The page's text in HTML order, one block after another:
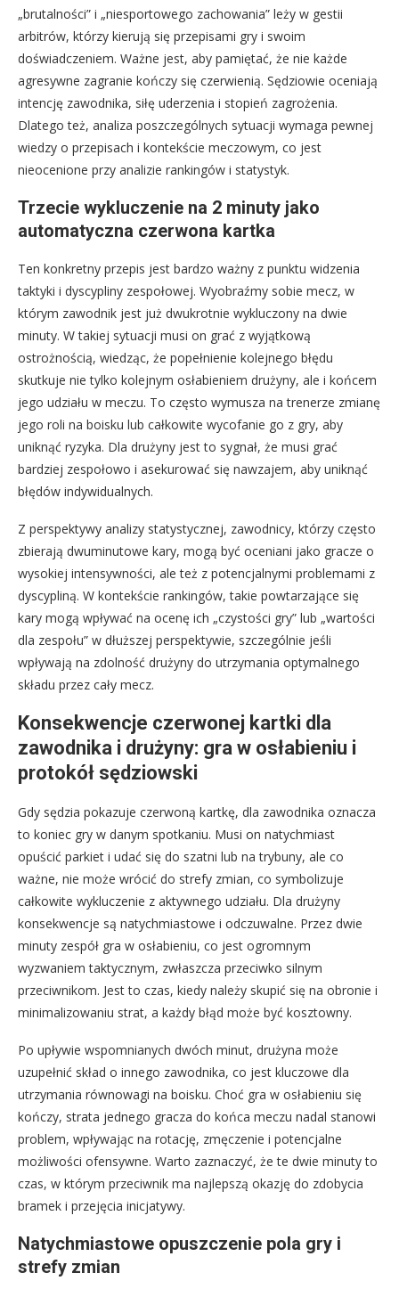
„brutalności” i „niesportowego zachowania” leży w gestii
arbitrów, którzy kierują się przepisami gry i swoim
doświadczeniem. Ważne jest, aby pamiętać, że nie każde
agresywne zagranie kończy się czerwienią. Sędziowie oceniają
intencję zawodnika, siłę uderzenia i stopień zagrożenia.
Dlatego też, analiza poszczególnych sytuacji wymaga pewnej
wiedzy o przepisach i kontekście meczowym, co jest
nieocenione przy analizie rankingów i statystyk.
Trzecie wykluczenie na 2 minuty jako
automatyczna czerwona kartka
Ten konkretny przepis jest bardzo ważny z punktu widzenia
taktyki i dyscypliny zespołowej. Wyobraźmy sobie mecz, w
którym zawodnik jest już dwukrotnie wykluczony na dwie
minuty. W takiej sytuacji musi on grać z wyjątkową
ostrożnością, wiedząc, że popełnienie kolejnego błędu
skutkuje nie tylko kolejnym osłabieniem drużyny, ale i końcem
jego udziału w meczu. To często wymusza na trenerze zmianę
jego roli na boisku lub całkowite wycofanie go z gry, aby
uniknąć ryzyka. Dla drużyny jest to sygnał, że musi grać
bardziej zespołowo i asekurować się nawzajem, aby uniknąć
błędów indywidualnych.
Z perspektywy analizy statystycznej, zawodnicy, którzy często
zbierają dwuminutowe kary, mogą być oceniani jako gracze o
wysokiej intensywności, ale też z potencjalnymi problemami z
dyscypliną. W kontekście rankingów, takie powtarzające się
kary mogą wpływać na ocenę ich „czystości gry” lub „wartości
dla zespołu” w dłuższej perspektywie, szczególnie jeśli
wpływają na zdolność drużyny do utrzymania optymalnego
składu przez cały mecz.
Konsekwencje czerwonej kartki dla
zawodnika i drużyny: gra w osłabieniu i
protokół sędziowski
Gdy sędzia pokazuje czerwoną kartkę, dla zawodnika oznacza
to koniec gry w danym spotkaniu. Musi on natychmiast
opuścić parkiet i udać się do szatni lub na trybuny, ale co
ważne, nie może wrócić do strefy zmian, co symbolizuje
całkowite wykluczenie z aktywnego udziału. Dla drużyny
konsekwencje są natychmiastowe i odczuwalne. Przez dwie
minuty zespół gra w osłabieniu, co jest ogromnym
wyzwaniem taktycznym, zwłaszcza przeciwko silnym
przeciwnikom. Jest to czas, kiedy należy skupić się na obronie i
minimalizowaniu strat, a każdy błąd może być kosztowny.
Po upływie wspomnianych dwóch minut, drużyna może
uzupełnić skład o innego zawodnika, co jest kluczowe dla
utrzymania równowagi na boisku. Choć gra w osłabieniu się
kończy, strata jednego gracza do końca meczu nadal stanowi
problem, wpływając na rotację, zmęczenie i potencjalne
możliwości ofensywne. Warto zaznaczyć, że te dwie minuty to
czas, w którym przeciwnik ma najlepszą okazję do zdobycia
bramek i przejęcia inicjatywy.
Natychmiastowe opuszczenie pola gry i
strefy zmian